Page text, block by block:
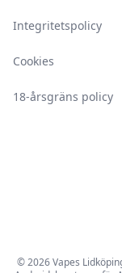
Integritetspolicy
Cookies
18-årsgräns policy
© 2026 Vapes